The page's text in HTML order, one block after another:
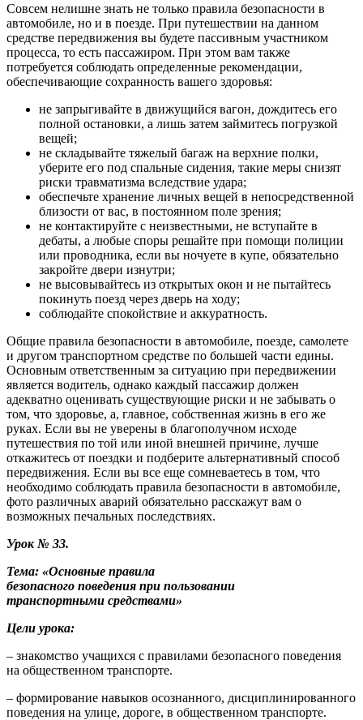
Совсем нелишне знать не только правила безопасности в
автомобиле, но и в поезде. При путешествии на данном
средстве передвижения вы будете пассивным участником
процесса, то есть пассажиром. При этом вам также
потребуется соблюдать определенные рекомендации,
обеспечивающие сохранность вашего здоровья:
не запрыгивайте в движущийся вагон, дождитесь его
полной остановки, а лишь затем займитесь погрузкой
вещей;
не складывайте тяжелый багаж на верхние полки,
уберите его под спальные сидения, такие меры снизят
риски травматизма вследствие удара;
обеспечьте хранение личных вещей в непосредственной
близости от вас, в постоянном поле зрения;
не контактируйте с неизвестными, не вступайте в
дебаты, а любые споры решайте при помощи полиции
или проводника, если вы ночуете в купе, обязательно
закройте двери изнутри;
не высовывайтесь из открытых окон и не пытайтесь
покинуть поезд через дверь на ходу;
соблюдайте спокойствие и аккуратность.
Общие правила безопасности в автомобиле, поезде, самолете
и другом транспортном средстве по большей части едины.
Основным ответственным за ситуацию при передвижении
является водитель, однако каждый пассажир должен
адекватно оценивать существующие риски и не забывать о
том, что здоровье, а, главное, собственная жизнь в его же
руках. Если вы не уверены в благополучном исходе
путешествия по той или иной внешней причине, лучше
откажитесь от поездки и подберите альтернативный способ
передвижения. Если вы все еще сомневаетесь в том, что
необходимо соблюдать правила безопасности в автомобиле,
фото различных аварий обязательно расскажут вам о
возможных печальных последствиях.
Урок № 33.
Тема: «Основные правила
безопасного поведения при пользовании
транспортными средствами»
Цели урока:
– знакомство учащихся с правилами безопасного поведения
на общественном транспорте.
– формирование навыков осознанного, дисциплинированного
поведения на улице, дороге, в общественном транспорте.